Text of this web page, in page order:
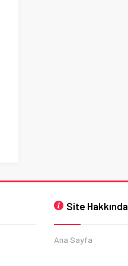
Site Hakkında
Ana Sayfa